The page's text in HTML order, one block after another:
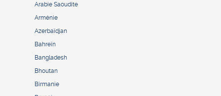
Arabie Saoudite
Arménie
Azerbaïdjan
Bahreïn
Bangladesh
Bhoutan
Birmanie